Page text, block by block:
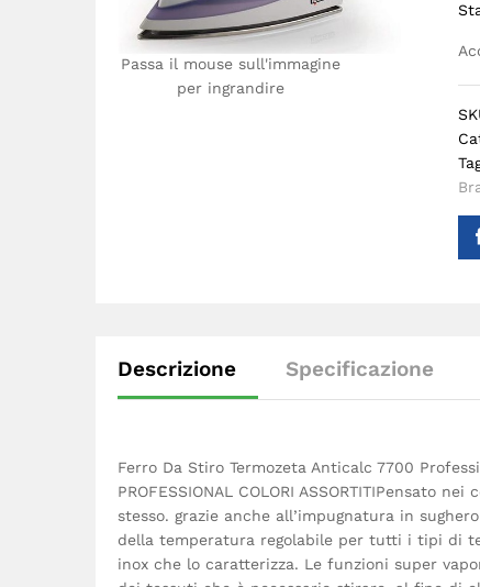
Passa il mouse sull'immagine
per ingrandire
Descrizione Specificazione
Ferro Da Stiro Termozeta Anticalc 7700
PROFESSIONAL COLORI ASSORTITIPensato
stesso. grazie anche all’impugnatura in
della temperatura regolabile per tutti i tipi di
inox che lo caratterizza. Le funzioni super